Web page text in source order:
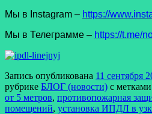
Мы в Instagram – https://
Мы в Телеграмме – https://t.me/
Запись опубликована 11 сентября
рубрике БЛОГ (новости) с метками
от 5 метров, противопожарная
помещений, установка ИПДЛ в